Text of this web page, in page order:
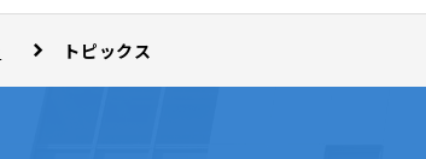
トピックス